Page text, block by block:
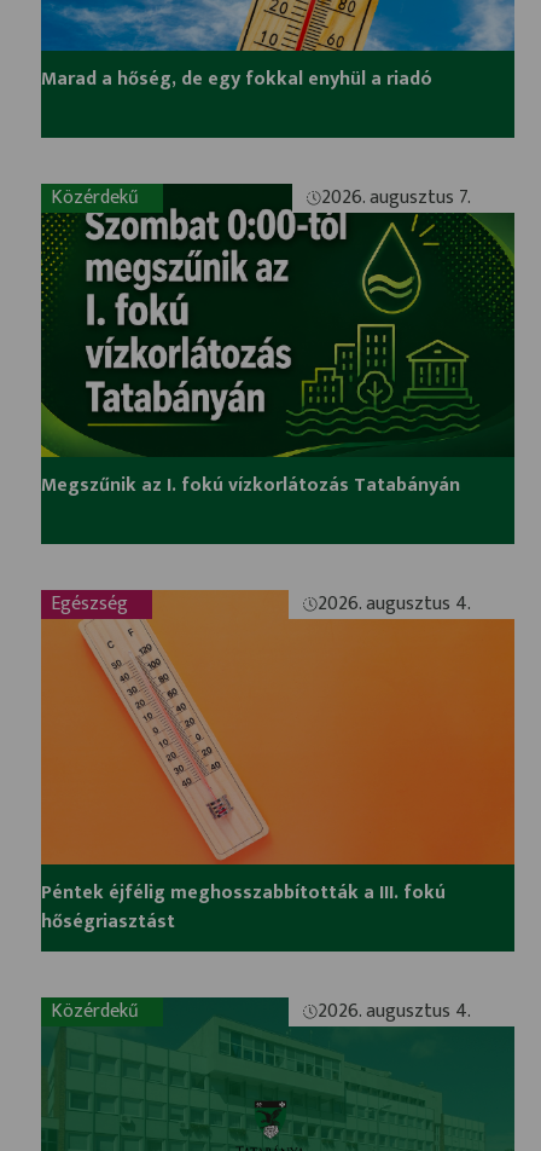
Marad a hőség, de egy fokkal enyhül a riadó
Közérdekű 2026. augusztus 7.
Megszűnik az I. fokú vízkorlátozás Tatabányán
Egészség 2026. augusztus 4.
Péntek éjfélig meghosszabbították a III. fokú
hőségriasztást
Közérdekű 2026. augusztus 4.